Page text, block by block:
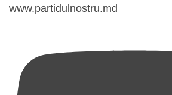
www.partidulnostru.md